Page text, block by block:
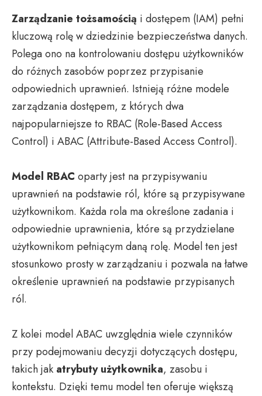
Zarządzanie tożsamością i dostępem (IAM) pełni
kluczową rolę w dziedzinie bezpieczeństwa danych.
Polega ono na kontrolowaniu dostępu użytkowników
do różnych zasobów poprzez przypisanie
odpowiednich uprawnień. Istnieją różne modele
zarządzania dostępem, z których dwa
najpopularniejsze to RBAC (Role-Based Access
Control) i ABAC (Attribute-Based Access Control).
Model RBAC oparty jest na przypisywaniu
uprawnień na podstawie ról, które są przypisywane
użytkownikom. Każda rola ma określone zadania i
odpowiednie uprawnienia, które są przydzielane
użytkownikom pełniącym daną rolę. Model ten jest
stosunkowo prosty w zarządzaniu i pozwala na łatwe
określenie uprawnień na podstawie przypisanych
ról.
Z kolei model ABAC uwzględnia wiele czynników
przy podejmowaniu decyzji dotyczących dostępu,
takich jak atrybuty użytkownika, zasobu i
kontekstu. Dzięki temu model ten oferuje większą